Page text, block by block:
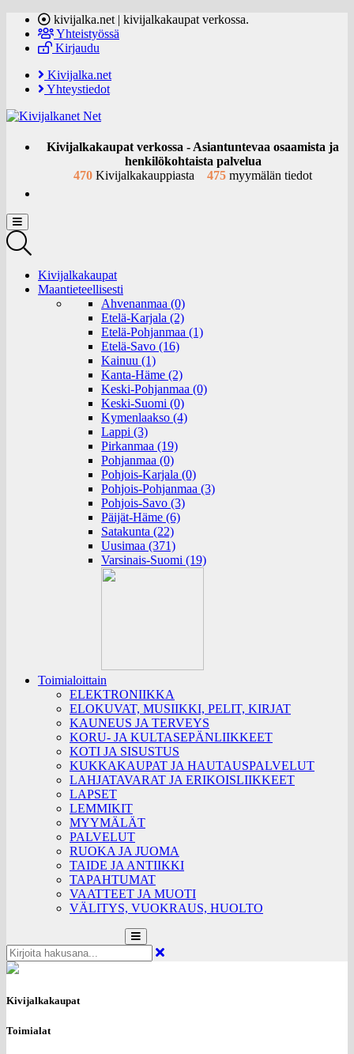
kivijalka.net | kivijalkakaupat verkossa.
Yhteistyössä
Kirjaudu
Kivijalka.net
Yhteystiedot
Kivijalkakaupat verkossa - Asiantuntevaa osaamista ja
henkilökohtaista palvelua
470 Kivijalkakauppiasta 475 myymälän tiedot
Kivijalkakaupat
Maantieteellisesti
Ahvenanmaa (0)
Etelä-Karjala (2)
Etelä-Pohjanmaa (1)
Etelä-Savo (16)
Kainuu (1)
Kanta-Häme (2)
Keski-Pohjanmaa (0)
Keski-Suomi (0)
Kymenlaakso (4)
Lappi (3)
Pirkanmaa (19)
Pohjanmaa (0)
Pohjois-Karjala (0)
Pohjois-Pohjanmaa (3)
Pohjois-Savo (3)
Päijät-Häme (6)
Satakunta (22)
Uusimaa (371)
Varsinais-Suomi (19)
Toimialoittain
ELEKTRONIIKKA
ELOKUVAT, MUSIIKKI, PELIT, KIRJAT
KAUNEUS JA TERVEYS
KORU- JA KULTASEPÄNLIIKKEET
KOTI JA SISUSTUS
KUKKAKAUPAT JA HAUTAUSPALVELUT
LAHJATAVARAT JA ERIKOISLIIKKEET
LAPSET
LEMMIKIT
MYYMÄLÄT
PALVELUT
RUOKA JA JUOMA
TAIDE JA ANTIIKKI
TAPAHTUMAT
VAATTEET JA MUOTI
VÄLITYS, VUOKRAUS, HUOLTO
Kivijalkakaupat
Toimialat